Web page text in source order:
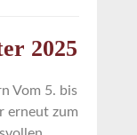
2025
Vom 5. bis
erneut zum